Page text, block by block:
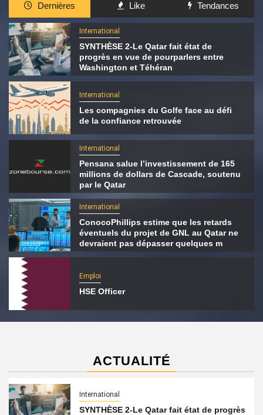
Dernières Like Tendances
International
SYNTHÈSE 2-Le Qatar fait état de
progrès en vue de pourparlers entre
Washington et Téhéran
International
Les compagnies du Golfe face au défi
de la confiance retrouvée
International
Pensana salue l’investissement de 165
millions de dollars de Cascade, soutenu
par le Qatar
International
ConocoPhillips estime que les retards
éventuels du projet de GNL au Qatar ne
devraient pas dépasser quelques m
Emploi
HSE Officer
ACTUALITÉ
International
SYNTHÈSE 2-Le Qatar fait état de progrès